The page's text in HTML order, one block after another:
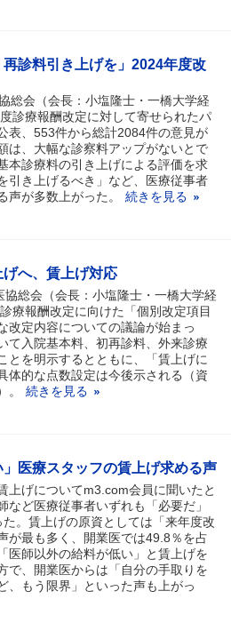
再診料引き上げを」2024年度改
総会（会長：小塩隆士・一橋大学経
診療報酬改定に対して寄せられたパ
表、553件から総計2084件の意見が
は、大幅な診察料アップがないとで
本診療料の引き上げによる評価を求
引き上げるべき」など、医療従事者
声が多数上がった。
続きを見る
へ、賃上げ対応
協総会（会長：小塩隆士・一橋大学経
療報酬改定に向けた「個別改定項目
改定内容についての議論が始まっ
て入院基本料、初再診料、外来診療
とを明示するとともに、「賃上げに
体的な点数設定は今後示される（資
。
続きを見る
」医療スタッフの賃上げ求める声
上げについてm3.com会員に聞いたと
など医療従事者いずれも「必要だ」
。賃上げの原資としては「来年度改
が最も多く、開業医では49.8％を占
医師以外の給料が低い」と賃上げを
で、開業医からは「自分の手取りを
、もう限界」といった声も上がっ